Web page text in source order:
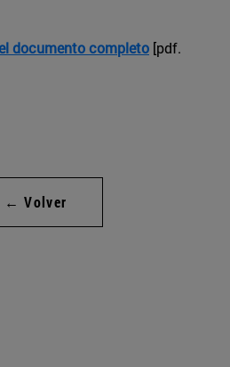
documento completo [pdf.
← Volver